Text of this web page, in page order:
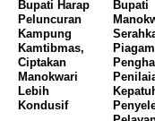
Bupati Harap
Peluncuran
Kampung
Kamtibmas,
Ciptakan
Manokwari
Lebih
Kondusif
Bupati
Piagam